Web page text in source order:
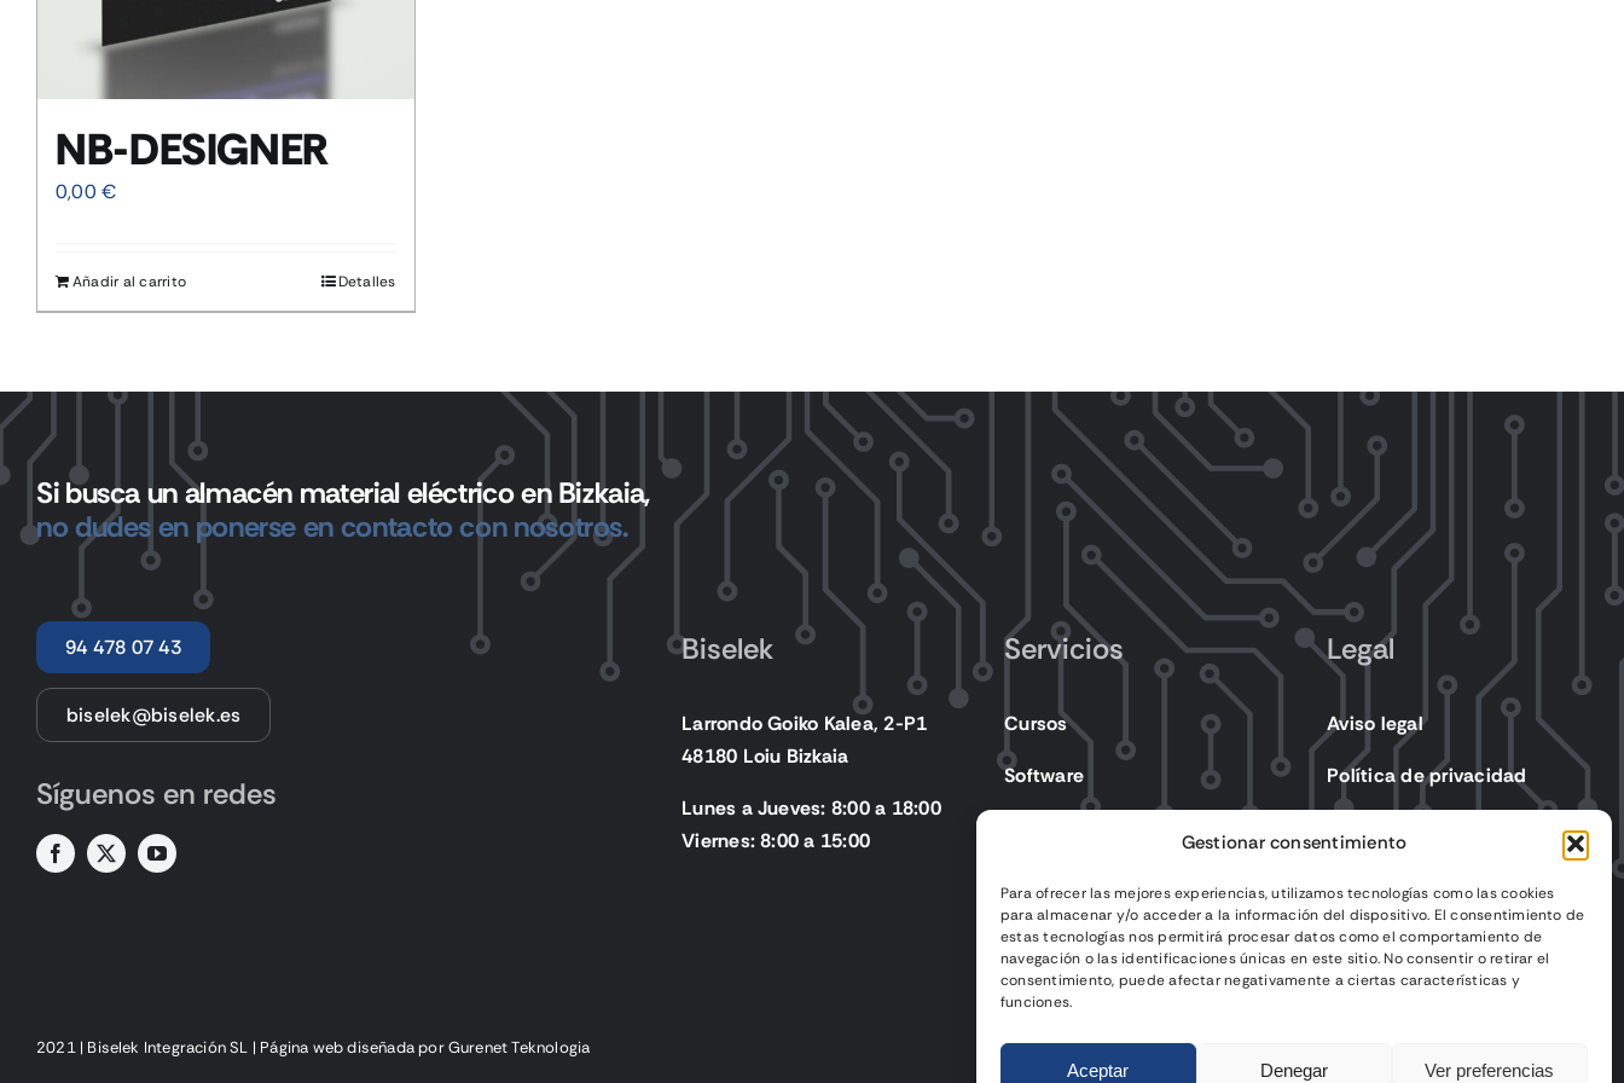
Gestionar consentimiento
Para ofrecer las mejores experiencias, utilizamos tecnologías como las cookies
para almacenar y/o acceder a la información del dispositivo. El consentimiento de
estas tecnologías nos permitirá procesar datos como el comportamiento de
navegación o las identificaciones únicas en este sitio. No consentir o retirar el
consentimiento, puede afectar negativamente a ciertas características y
funciones.
Aceptar Denegar Ver preferencias
NB-DESIGNER
0,00€
Añadir al carrito Detalles
Si busca un almacén material eléctrico en Bizkaia,
no dudes en ponerse en contacto con nosotros.
94 478 07 43
biselek@biselek.es
Síguenos en redes
Biselek
Larrondo Goiko Kalea, 2-P1
48180 Loiu Bizkaia
Lunes a Jueves: 8:00 a 18:00
Viernes: 8:00 a 15:00
Servicios
Cursos
Software
Legal
Aviso legal
Política de privacidad
2021 | Biselek Integración SL | Página web diseñadapor Gurenet Teknologia